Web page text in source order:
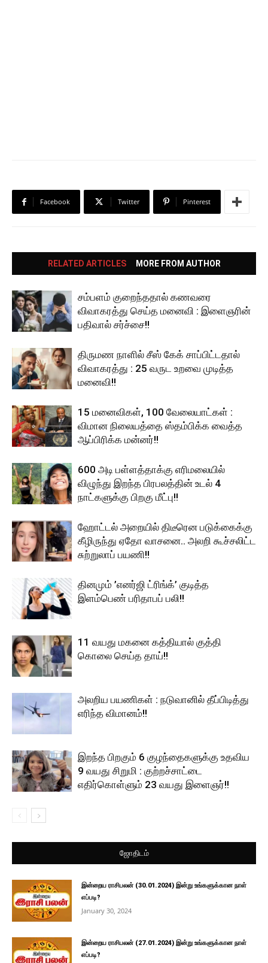
Facebook Twitter Pinterest
RELATED ARTICLES MORE FROM AUTHOR
சம்பளம் குறைந்ததால் கணவரை
விவாகரத்து செய்த மனைவி : இளைஞரின்
பதிவால் சர்ச்சை!!
திருமண நாளில் சீஸ் கேக் சாப்பிட்டதால்
விவாகரத்து : 25 வருட உறவை முடித்த
மனைவி!!
15 மனைவிகள், 100 வேலையாட்கள் :
விமான நிலையத்தை ஸ்தம்பிக்க வைத்த
ஆப்பிரிக்க மன்னர்!!
600 அடி பள்ளத்தாக்கு எரிமலையில்
விழுந்து இறந்த பிரபலத்தின் உடல் 4
நாட்களுக்கு பிறகு மீட்பு!!
ஹோட்டல் அறையில் திடீரென படுக்கைக்கு
கீழிருந்து ஏதோ வாசனை.. அலறி கூச்சலிட்ட
சுற்றுலாப் பயணி!!
தினமும் ’எனர்ஜி ட்ரிங்க்’ குடித்த
இளம்பெண் பரிதாபப் பலி!!
11 வயது மகனை கத்தியால் குத்தி
கொலை செய்த தாய்!!
அலறிய பயணிகள் : நடுவானில் தீப்பிடித்து
எரிந்த விமானம்!!
இறந்த பிறகும் 6 குழந்தைகளுக்கு உதவிய
9 வயது சிறுமி : குற்றச்சாட்டை
எதிர்கொள்ளும் 23 வயது இளைஞர்!!
ஜோதிடம்
இன்றைய ராசிபலன் (30.01.2024) இன்று உங்களுக்கான நாள்
எப்படி?
January 30, 2024
இன்றைய ராசிபலன் (27.01.2024) இன்று உங்களுக்கான நாள்
எப்படி?